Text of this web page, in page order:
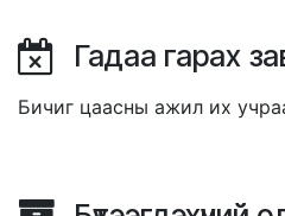
Гадаа гарах
Бичиг цаасны ажил их